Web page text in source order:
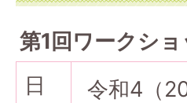
第1回ワークシ
日
令和4（